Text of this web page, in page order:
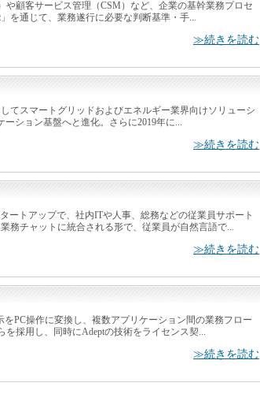
や顧客サービス管理（CSM）など、企業の基幹業務プロセ
を通じて、業務遂行に必要な判断基準・手...
≫続きを読む
てスマートグリッドおよびエネルギー業界向けソリューシ
ション基盤へと進化。さらに2019年に...
≫続きを読む
ートアップで、社内ITや人事、総務などの従業員サポート
務チャットに統合される形で、従業員が自然言語で...
≫続きを読む
PC操作に変換し、複数アプリケーション間の業務フロー
を採用し、同時にAdeptの技術をライセンス契...
≫続きを読む